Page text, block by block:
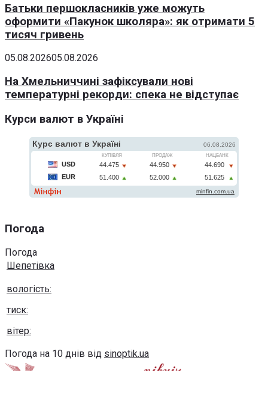
Батьки першокласників уже можуть
оформити «Пакунок школяра»: як отримати 5
тисяч гривень
05.08.202605.08.2026
На Хмельниччині зафіксували нові
температурні рекорди: спека не відступає
Курси валют в Україні
Погода
Погода
Шепетівка
вологість:
тиск:
вітер:
Погода на 10 днів від sinoptik.ua